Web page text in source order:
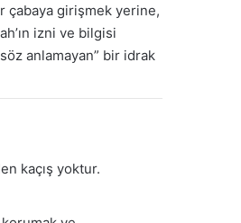
çabaya girişmek yerine,
izni ve bilgisi
anlamayan” bir idrak
kaçış yoktur.